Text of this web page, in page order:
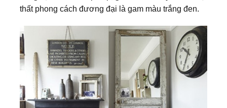
thất phong cách đương đại là gam màu trắng đen.